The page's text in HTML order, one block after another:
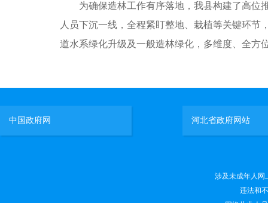
为确保造林工作有序落地，我县构建了高位推
人员下沉一线，全程紧盯整地、栽植等关键环
道水系绿化升级及一般造林绿化，多维度、全方
中国政府网 河北省政府网站
涉及未成年人网
违法和